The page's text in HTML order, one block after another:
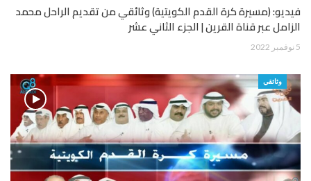
فيديو: (مسيرة كرة القدم الكويتية) وثائقي من تقديم الراحل محمد
الزامل عبر قناة القرين | الجزء الثاني عشر
5 نوفمبر 2022
وثائقي